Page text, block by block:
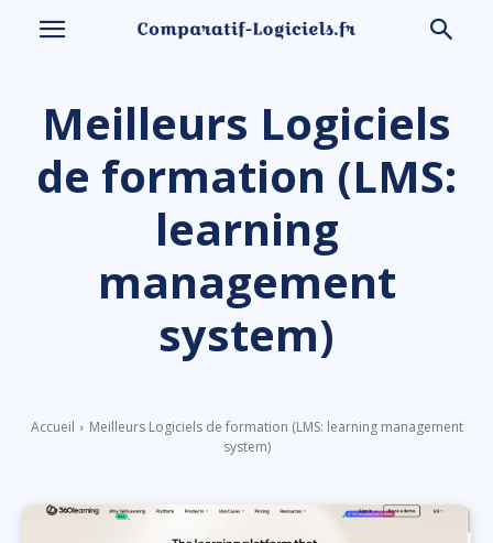
Meilleurs Logiciels
de formation (LMS:
learning
management
system)
Accueil
Meilleurs Logiciels de formation (LMS: learning management
system)